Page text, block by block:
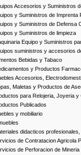
Accesorios y Suministros
y Suministros de Imprenta
y Suministros de Defensa
y Suministros de limpieza
Equipo y Suministros
suministros y accesorios
Bebidas y Tabaco
y Productos
Accesorios,
Maletas y Productos de
para Relojeria, Joyeria y
Publicados
y mobiliario
didacticos
de Contratacion Agricola
de Perforacion de